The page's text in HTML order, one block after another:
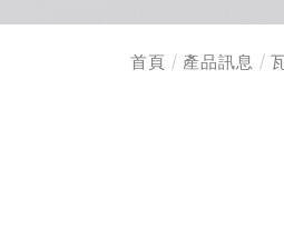
首頁 產品訊息